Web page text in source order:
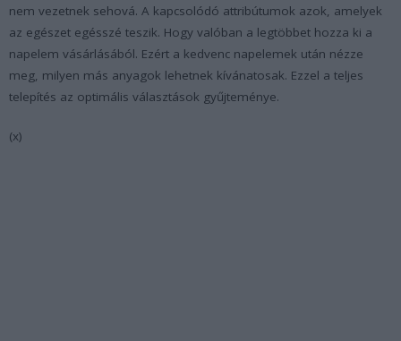
nem vezetnek sehová. A kapcsolódó attribútumok azok, amelyek
az egészet egésszé teszik. Hogy valóban a legtöbbet hozza ki a
napelem vásárlásából. Ezért a kedvenc napelemek után nézze
meg, milyen más anyagok lehetnek kívánatosak. Ezzel a teljes
telepítés az optimális választások gyűjteménye.
(x)